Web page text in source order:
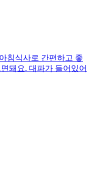
침식사로 간편하고 좋
돼요. 대파가 들어있어